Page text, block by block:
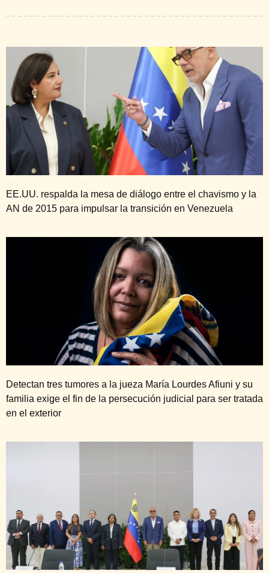
EE.UU. respalda la mesa de diálogo entre el chavismo y la
AN de 2015 para impulsar la transición en Venezuela
Detectan tres tumores a la jueza María Lourdes Afiuni y su
familia exige el fin de la persecución judicial para ser tratada
en el exterior